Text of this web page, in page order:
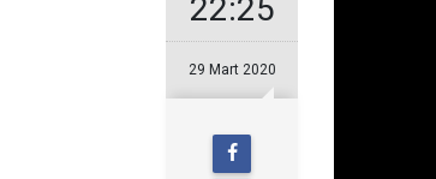
22:25
29 Mart 2020